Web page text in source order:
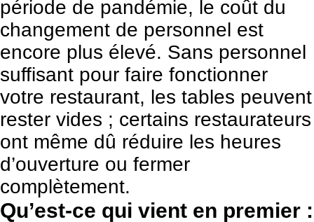
période de pandémie, le coût du
changement de personnel est
encore plus élevé. Sans personnel
suffisant pour faire fonctionner
votre restaurant, les tables peuvent
rester vides ; certains restaurateurs
ont même dû réduire les heures
d’ouverture ou fermer
complètement.
Qu’est-ce qui vient en premier :